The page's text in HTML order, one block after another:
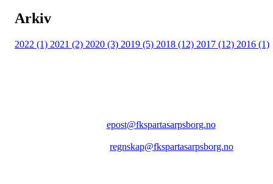
Arkiv
2022 (1) 2021 (2) 2020 (3) 2019 (5) 2018 (12) 2017 (12) 2016 (1)
epost@fkspartasarpsborg.no
regnskap@fkspartasarpsborg.no